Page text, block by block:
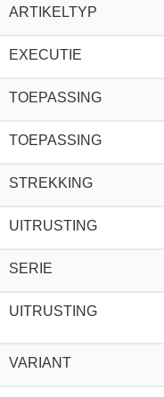
ARTIKELTYP
EXECUTIE
TOEPASSING
TOEPASSING
STREKKING
UITRUSTING
SERIE
UITRUSTING
VARIANT